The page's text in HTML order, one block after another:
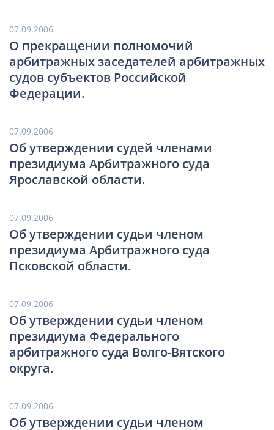
07.09.2006
О прекращении полномочий
арбитражных заседателей арбитражных
судов субъектов Российской
Федерации.
07.09.2006
Об утверждении судей членами
президиума Арбитражного суда
Ярославской области.
07.09.2006
Об утверждении судьи членом
президиума Арбитражного суда
Псковской области.
07.09.2006
Об утверждении судьи членом
президиума Федерального
арбитражного суда Волго-Вятского
округа.
07.09.2006
Об утверждении судьи членом